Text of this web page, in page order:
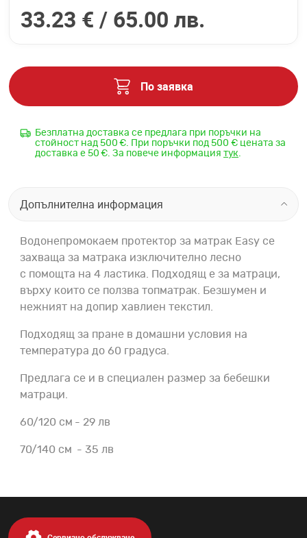
33.23 € / 65.00 лв.
По заявка
Безплатна доставка се предлага при поръчки на
стойност над 500 €. При поръчки под 500 € цената за
доставка е 50 €. За повече информация тук.
Допълнителна информация
Водонепромокаем протектор за матрак Easy се
захваща за матрака изключително лесно
с помощта на 4 ластика. Подходящ е за матраци,
върху които се ползва топматрак. Безшумен и
нежният на допир хавлиен текстил.
Подходящ за пране в домашни условия на
температура до 60 градуса.
Предлага се и в специален размер за бебешки
матраци.
60/120 см - 29 лв
70/140 см - 35 лв